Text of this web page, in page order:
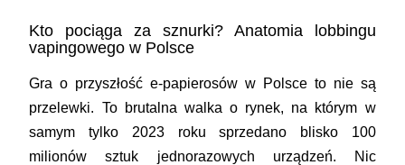
Kto pociąga za sznurki? Anatomia lobbingu
vapingowego w Polsce
Gra o przyszłość e-papierosów w Polsce to nie są
przelewki. To brutalna walka o rynek, na którym w
samym tylko 2023 roku sprzedano blisko 100
milionów sztuk jednorazowych urządzeń. Nic